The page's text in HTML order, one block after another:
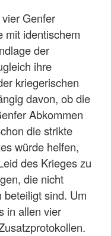
Genfer
mit identischem
der
ihre
kriegerischen
davon, ob die
Abkommen
die strikte
würde helfen,
des Krieges zu
die nicht
beteiligt sind. Um
in allen vier